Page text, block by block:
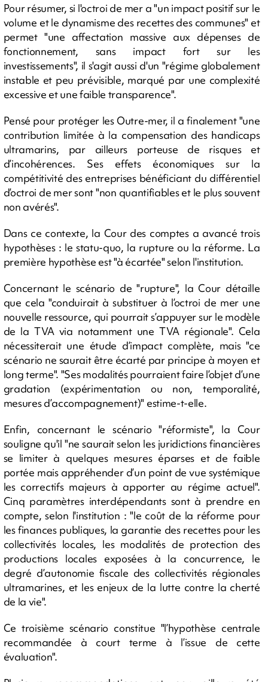
Pour résumer, si l'octroi de mer a "un impact positif sur le
volume et le dynamisme des recettes des communes" et
permet "une affectation massive aux dépenses de
fonctionnement, sans impact fort sur les
investissements", il s'agit aussi d'un "régime globalement
instable et peu prévisible, marqué par une complexité
excessive et une faible transparence".
Pensé pour protéger les Outre-mer, il a finalement "une
contribution limitée à la compensation des handicaps
ultramarins, par ailleurs porteuse de risques et
d’incohérences. Ses effets économiques sur la
compétitivité des entreprises bénéficiant du différentiel
d’octroi de mer sont "non quantifiables et le plus souvent
non avérés".
Dans ce contexte, la Cour des comptes a avancé trois
hypothèses : le statu-quo, la rupture ou la réforme. La
première hypothèse est "à écartée" selon l'institution.
Concernant le scénario de "rupture", la Cour détaille
que cela "conduirait à substituer à l’octroi de mer une
nouvelle ressource, qui pourrait s’appuyer sur le modèle
de la TVA via notamment une TVA régionale". Cela
nécessiterait une étude d’impact complète, mais "ce
scénario ne saurait être écarté par principe à moyen et
long terme". "Ses modalités pourraient faire l’objet d’une
gradation (expérimentation ou non, temporalité,
mesures d’accompagnement)" estime-t-elle.
Enfin, concernant le scénario "réformiste", la Cour
souligne qu'il "ne saurait selon les juridictions financières
se limiter à quelques mesures éparses et de faible
portée mais appréhender d’un point de vue systémique
les correctifs majeurs à apporter au régime actuel".
Cinq paramètres interdépendants sont à prendre en
compte, selon l'institution : "le coût de la réforme pour
les finances publiques, la garantie des recettes pour les
collectivités locales, les modalités de protection des
productions locales exposées à la concurrence, le
degré d’autonomie fiscale des collectivités régionales
ultramarines, et les enjeux de la lutte contre la cherté
de la vie".
Ce troisième scénario constitue "l’hypothèse centrale
recommandée à court terme à l’issue de cette
évaluation".